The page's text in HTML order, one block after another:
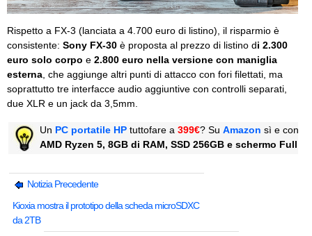
Rispetto a FX-3 (lanciata a 4.700 euro di listino), il risparmio è
consistente: Sony FX-30 è proposta al prezzo di listino di 2.300
euro solo corpo e 2.800 euro nella versione con maniglia
esterna, che aggiunge altri punti di attacco con fori filettati, ma
soprattutto tre interfacce audio aggiuntive con controlli separati,
due XLR e un jack da 3,5mm.
Un PC portatile HP tuttofare a 399€? Su Amazon sì e con
AMD Ryzen 5, 8GB di RAM, SSD 256GB e schermo Full
Notizia Precedente
Kioxia mostra il prototipo della scheda microSDXC
da 2TB